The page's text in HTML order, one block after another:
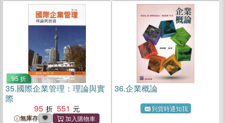
95 折
35.國際企業管理：理論與實
際
95
551
無庫存
36.企業概論
到貨時通知我